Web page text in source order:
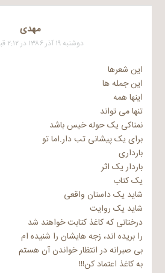
مهدی
دوشنبه ۱۹ آذر ۱۳۸۶ در ۲:۱۲ قبل از ظهر
این شعرها
این جمله ها
اینها همه
تنها می تواند
نمناکی یک حوله خیس باشد
برای یک پیشانی تب دار.اما تو
بارداری
باردار یک اثر
یک کتاب
شاید یک داستان واقعی
شاید یک روایت
درختانی که کاغذ کتابت خواهند شد
را بریده اند، زجه هایشان را شنیده ام
بی صبرانه در انتظار خواندن آن هستم
به کاغذ اعتماد کن!!!